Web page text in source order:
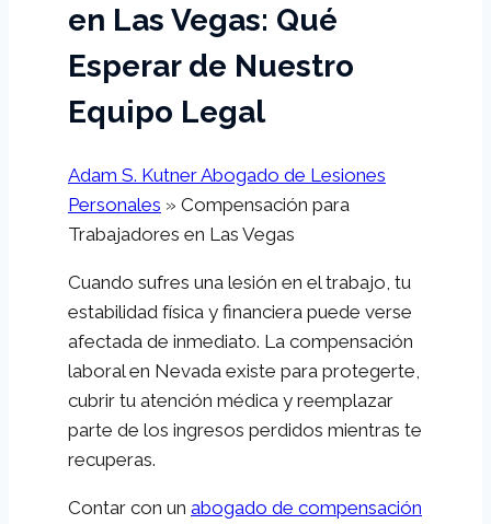
en Las Vegas: Qué
Esperar de Nuestro
Equipo Legal
Adam S. Kutner Abogado de Lesiones
Personales » Compensación para
Trabajadores en Las Vegas
Cuando sufres una lesión en el trabajo, tu
estabilidad física y financiera puede verse
afectada de inmediato. La compensación
laboral en Nevada existe para protegerte,
cubrir tu atención médica y reemplazar
parte de los ingresos perdidos mientras te
recuperas.
Contar con un abogado de compensación